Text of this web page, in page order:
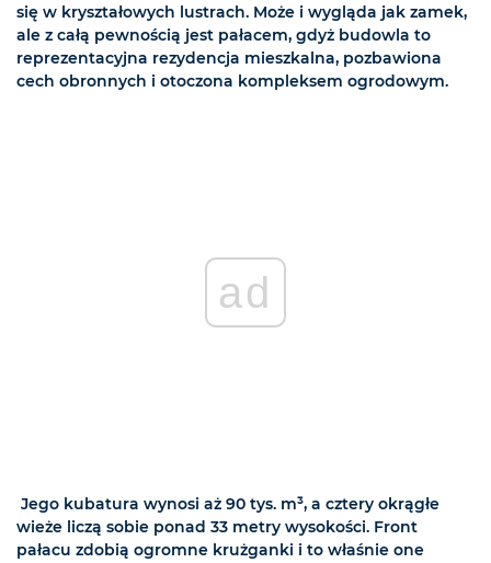
się w kryształowych lustrach. Może i wygląda jak zamek,
ale z całą pewnością jest pałacem, gdyż budowla to
reprezentacyjna rezydencja mieszkalna, pozbawiona
cech obronnych i otoczona kompleksem ogrodowym.
ad
Jego kubatura wynosi aż 90 tys. m³, a cztery okrągłe
wieże liczą sobie ponad 33 metry wysokości. Front
pałacu zdobią ogromne krużganki i to właśnie one